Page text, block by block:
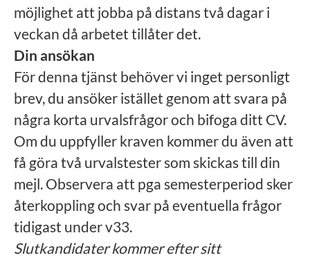
möjlighet att jobba på distans två dagar i
veckan då arbetet tillåter det.
Din ansökan
För denna tjänst behöver vi inget personligt
brev, du ansöker istället genom att svara på
några korta urvalsfrågor och bifoga ditt CV.
Om du uppfyller kraven kommer du även att
få göra två urvalstester som skickas till din
mejl. Observera att pga semesterperiod sker
återkoppling och svar på eventuella frågor
tidigast under v33.
Slutkandidater kommer efter sitt